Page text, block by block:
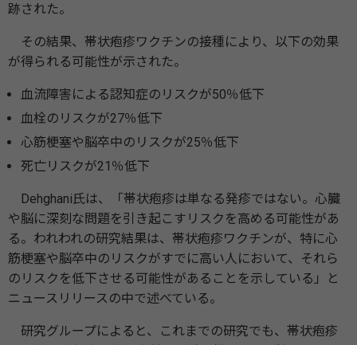
跡された。
その結果、帯状疱疹ワクチンの接種により、以下の効果
が得られる可能性が示された。
血流障害による認知症のリスクが50％低下
血栓のリスクが27％低下
心筋梗塞や脳卒中のリスクが25％低下
死亡リスクが21％低下
Dehghani氏は、「帯状疱疹は単なる発疹ではない。心臓
や脳に深刻な問題を引き起こすリスクを高める可能性があ
る。われわれの研究結果は、帯状疱疹ワクチンが、特に心
筋梗塞や脳卒中のリスクがすでに高い人において、それら
のリスクを低下させる可能性があることを示している」と
ニュースリリースの中で述べている。
研究グループによると、これまでの研究でも、帯状疱疹